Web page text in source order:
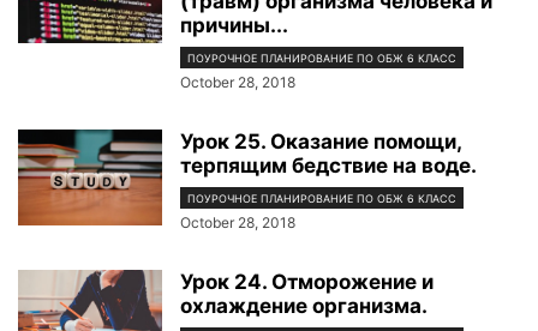
причины...
ПОУРОЧНОЕ ПЛАНИРОВАНИЕ ПО ОБЖ 6 КЛАСС
October 28, 2018
Урок 25. Оказание помощи,
терпящим бедствие на воде.
ПОУРОЧНОЕ ПЛАНИРОВАНИЕ ПО ОБЖ 6 КЛАСС
October 28, 2018
Урок 24. Отморожение и
охлаждение организма.